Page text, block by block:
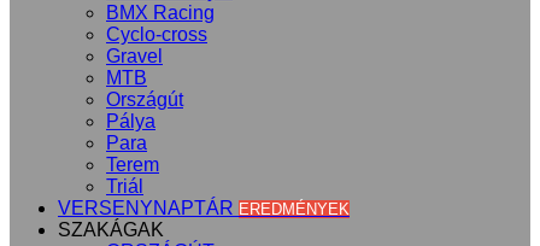
BMX Racing
Cyclo-cross
Gravel
MTB
Országút
Pálya
Para
Terem
Triál
VERSENYNAPTÁR EREDMÉNYEK
SZAKÁGAK